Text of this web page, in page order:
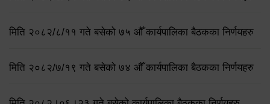
मिति २०८२/८/११ गते बसेको ७५ औँ कार्यपालिका बैठकका निर्णयहरु
मिति २०८२/७/१९ गते बसेको ७४ औँ कार्यपालिका बैठकका निर्णयहरु